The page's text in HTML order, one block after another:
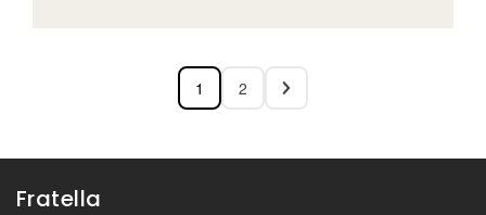
1 2
Fratella